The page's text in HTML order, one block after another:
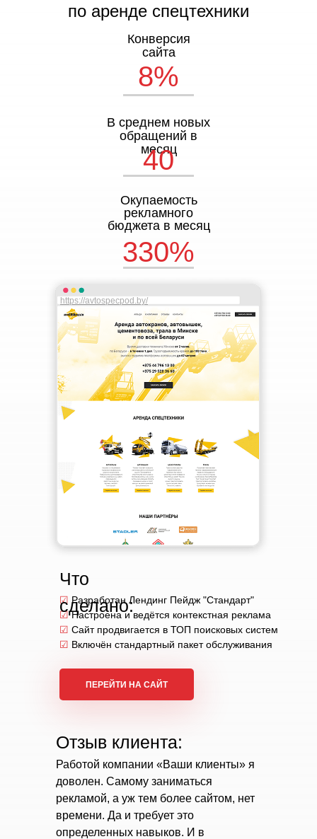
☑ Разработан Лендинг Пейдж "Стандарт"
☑Настроена и ведётся контекстная реклама
☑ Сайт продвигается в ТОП поисковых систем
☑ Включён стандартный пакет обслуживания
Отзыв клиента:
8%
Конверсия
сайта
Работой компании «Ваши клиенты» я
доволен. Самому заниматься
рекламой, а уж тем более сайтом, нет
времени. Да и требует это
определенных навыков. И в
по аренде спецтехники
В среднем новых
обращений в
месяц
40
Окупаемость
рекламного
бюджета в месяц
330%
Что
сделано:
ПЕРЕЙТИ НА САЙТ
https://avtospecpod.by/